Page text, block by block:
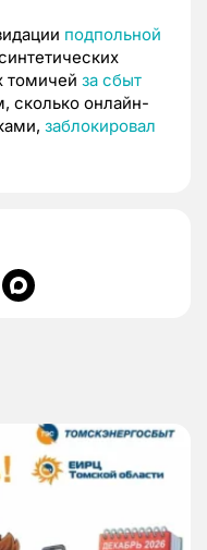
подпольной
томичей за сбыт
сколько онлайн-
заблокировал